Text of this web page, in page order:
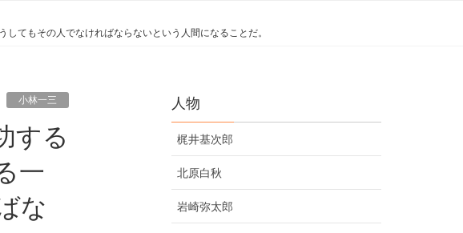
てもその人でなければならないという人間になることだ。
小林一三
一
な
人物
梶井基次郎
北原白秋
岩崎弥太郎